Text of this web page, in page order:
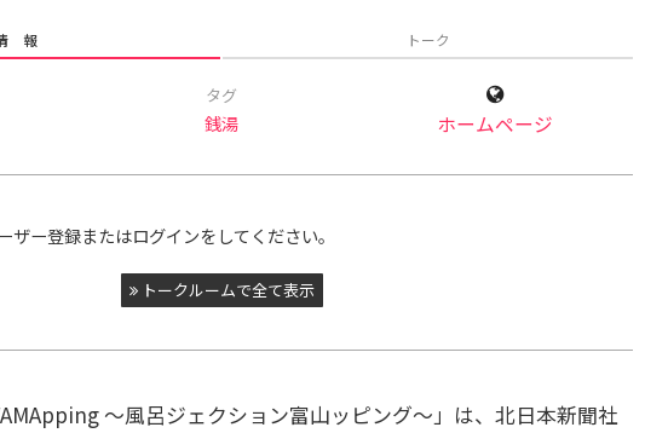
報 トーク
タグ
銭湯 ホームページ
ザー登録またはログインをしてください。
トークルームで全て表示
〜風呂ジェクション富山ッピング〜」は、北日本新聞社